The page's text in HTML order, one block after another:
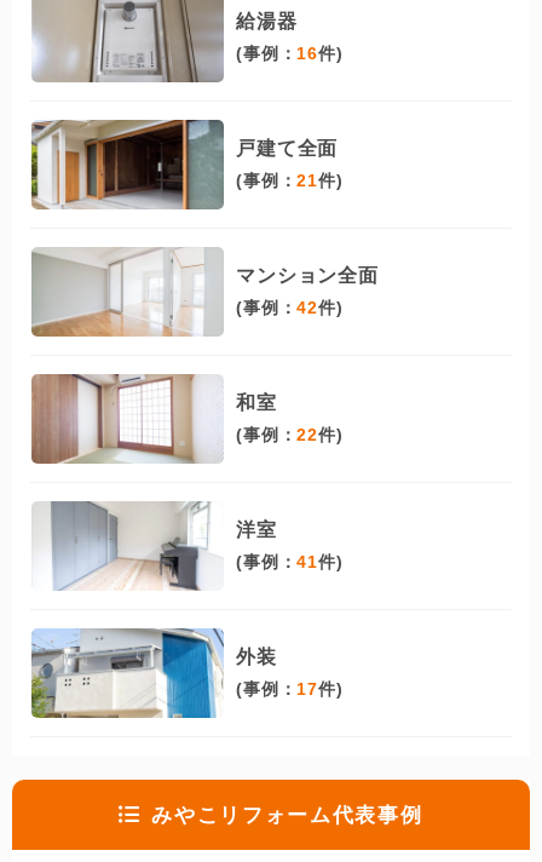
給湯器
(事例： 16件)
戸建て全面
(事例：21件)
マンション全面
(事例：42件)
和室
(事例：22件)
洋室
(事例：41件)
外装
(事例： 17件)
みやこリフォーム代表事例